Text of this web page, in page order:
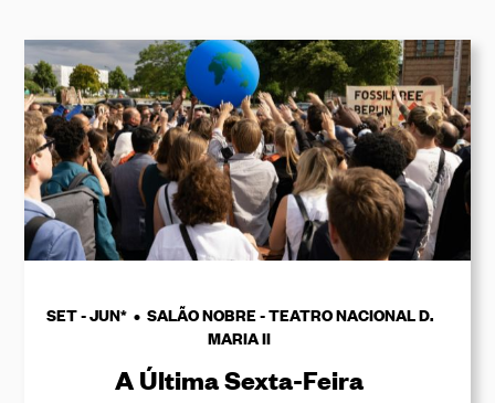
SET - JUN* • SALÃO NOBRE - TEATRO NACIONAL D.
MARIA II
A Última Sexta-Feira